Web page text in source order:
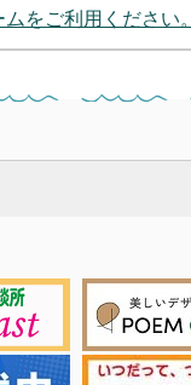
をご利用ください。